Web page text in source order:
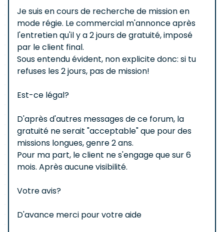
Je suis en cours de recherche de mission en
mode régie. Le commercial m'annonce après
l'entretien qu'il y a 2 jours de gratuité, imposé
par le client final.
Sous entendu évident, non explicite donc: si tu
refuses les 2 jours, pas de mission!
Est-ce légal?
D'après d'autres messages de ce forum, la
gratuité ne serait "acceptable" que pour des
missions longues, genre 2 ans.
Pour ma part, le client ne s'engage que sur 6
mois. Après aucune visibilité.
Votre avis?
D'avance merci pour votre aide